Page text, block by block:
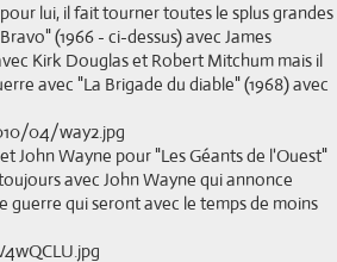
lui, il fait tourner toutes le splus grandes
(1966 - ci-dessus) avec James
Kirk Douglas et Robert Mitchum mais il
avec "La Brigade du diable" (1968) avec
John Wayne pour "Les Géants de l'Ouest"
avec John Wayne qui annonce
guerre qui seront avec le temps de moins